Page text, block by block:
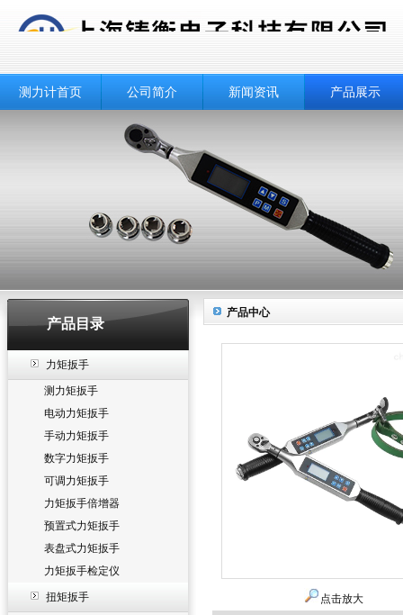
测力计首页 公司简介 新闻资讯 产品展示
产品目录
力矩扳手
测力矩扳手
电动力矩扳手
手动力矩扳手
数字力矩扳手
可调力矩扳手
力矩扳手倍增器
预置式力矩扳手
表盘式力矩扳手
力矩扳手检定仪
扭矩扳手
产品中心
点击放大